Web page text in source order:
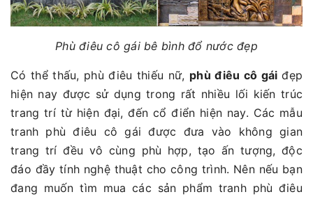
Phù điêu cô gái bê bình đổ nước đẹp
Có thể thấu, phù điêu thiếu nữ, phù điêu cô gáiđẹp
hiện nay được sử dụng trong rất nhiều lối kiến trúc
trang trí từ hiện đại, đến cổ điển hiện nay. Các mẫu
tranh phù điêu cô gái được đưa vào không gian
trang trí đều vô cùng phù hợp, tạo ấn tượng, độc
đáo đầy tính nghệ thuật cho công trình. Nên nếu bạn
đang muốn tìm mua các sản phẩm tranh phù điêu